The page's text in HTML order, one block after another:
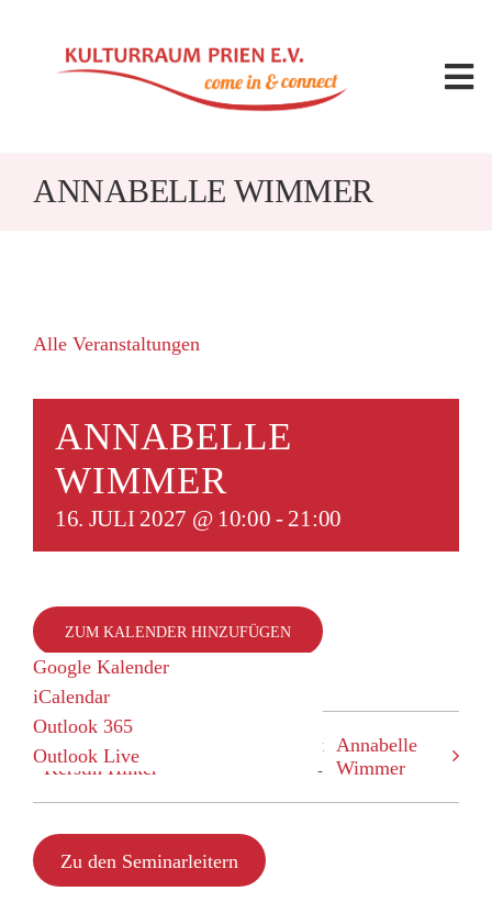
springen
ANNABELLE WIMMER
Alle Veranstaltungen
ANNABELLE
WIMMER
16. JULI 2027 @ 10:00 - 21:00
ZUM KALENDER HINZUFÜGEN
Google Kalender
iCalendar
Outlook 365
Outlook Live
geblockt: Pilates Somatic Flow mit
Kerstin Hilker
Annabelle
Wimmer
Zu den Seminarleitern